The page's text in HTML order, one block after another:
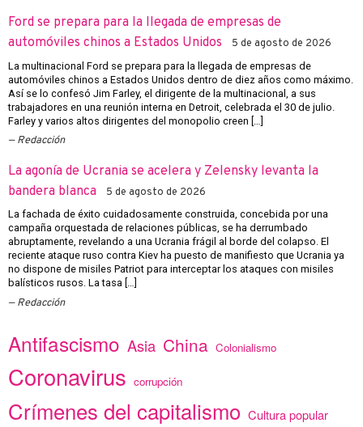
Ford se prepara para la llegada de empresas de
automóviles chinos a Estados Unidos
5 de agosto de 2026
La multinacional Ford se prepara para la llegada de empresas de
automóviles chinos a Estados Unidos dentro de diez años como máximo.
Así se lo confesó Jim Farley, el dirigente de la multinacional, a sus
trabajadores en una reunión interna en Detroit, celebrada el 30 de julio.
Farley y varios altos dirigentes del monopolio creen […]
Redacción
La agonía de Ucrania se acelera y Zelensky levanta la
bandera blanca
5 de agosto de 2026
La fachada de éxito cuidadosamente construida, concebida por una
campaña orquestada de relaciones públicas, se ha derrumbado
abruptamente, revelando a una Ucrania frágil al borde del colapso. El
reciente ataque ruso contra Kiev ha puesto de manifiesto que Ucrania ya
no dispone de misiles Patriot para interceptar los ataques con misiles
balísticos rusos. La tasa […]
Redacción
Antifascismo Asia China Colonialismo
Coronavirus corrupción
Crímenes del capitalismo Cultura popular